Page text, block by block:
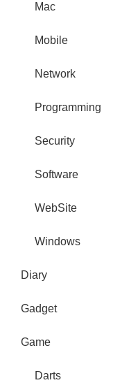
Mac
Mobile
Network
Programming
Security
Software
WebSite
Windows
Diary
Gadget
Game
Darts